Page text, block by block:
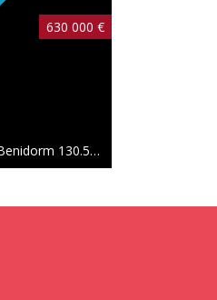
630 000 €
130.50 m²